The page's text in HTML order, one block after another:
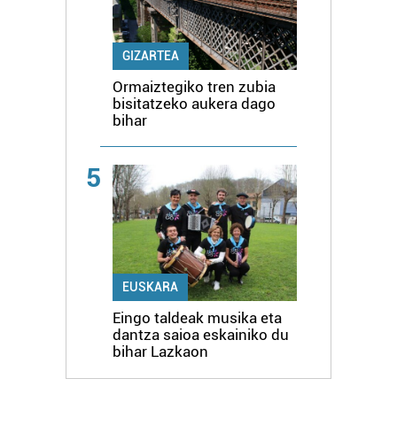
GIZARTEA
Ormaiztegiko tren zubia
bisitatzeko aukera dago
bihar
5
EUSKARA
Eingo taldeak musika eta
dantza saioa eskainiko du
bihar Lazkaon